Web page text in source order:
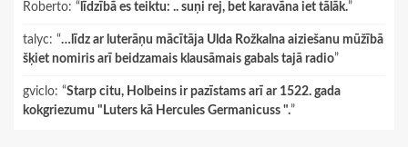
Roberto: “ līdzībā es teiktu: .. suņi rej, bet karavāna iet tālāk.”
talyc: “…līdz ar luterāņu mācītāja Ulda Rožkalna aiziešanu mūžībā
šķiet nomiris arī beidzamais klausāmais gabals tajā radio”
gviclo: “Starp citu, Holbeins ir pazīstams arī ar 1522. gada
kokgriezumu "Luters kā Hercules Germanicuss ".”